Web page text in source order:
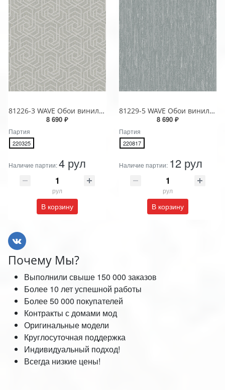
81226-3 WAVE Обои виниловые на бумажной основе 1.06*15.5
8 690 ₽
Партия
220325
Наличие партии:4 рул
рул
В корзину
81229-5 WAVE Обои виниловые на бумажной основе 1.06*15.5
8 690 ₽
Партия
220817
Наличие партии: 12 рул
рул
В корзину
Почему Мы?
Выполнили свыше 150 000 заказов
Более 10 лет успешной работы
Более 50 000 покупателей
Контракты с домами мод
Оригинальные модели
Круглосуточная поддержка
Индивидуальный подход!
Всегда низкие цены!